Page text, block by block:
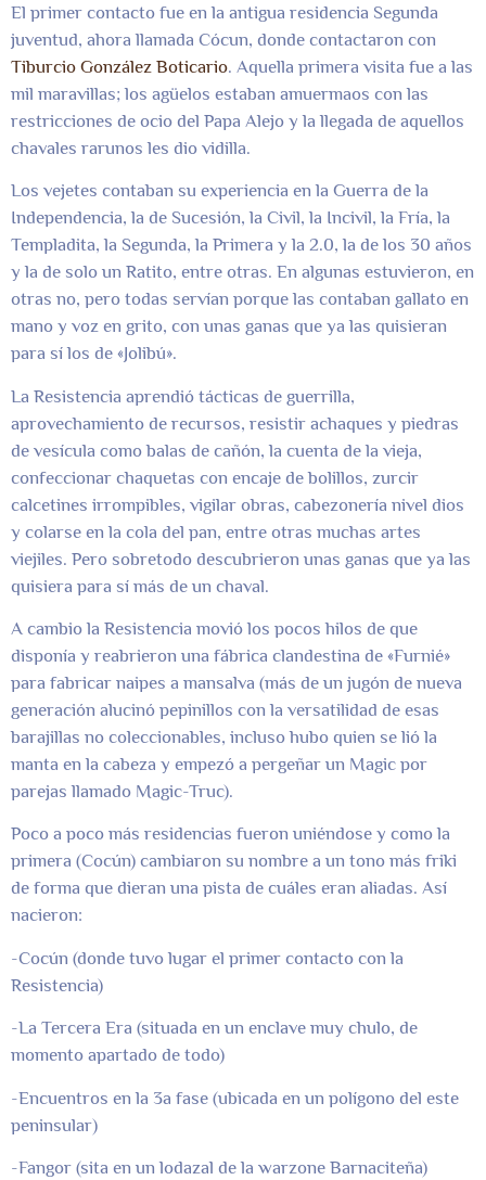
El primer contacto fue en la antigua residencia Segunda
juventud, ahora llamada Cócun, donde contactaron con
Tiburcio González Boticario. Aquella primera visita fue a las
mil maravillas; los agüelos estaban amuermaos con las
restricciones de ocio del Papa Alejo y la llegada de aquellos
chavales rarunos les dio vidilla.
Los vejetes contaban su experiencia en la Guerra de la
Independencia, la de Sucesión, la Civil, la Incivil, la Fría, la
Templadita, la Segunda, la Primera y la 2.0, la de los 30 años
y la de solo un Ratito, entre otras. En algunas estuvieron, en
otras no, pero todas servían porque las contaban gallato en
mano y voz en grito, con unas ganas que ya las quisieran
para sí los de «Jolibú».
La Resistencia aprendió tácticas de guerrilla,
aprovechamiento de recursos, resistir achaques y piedras
de vesícula como balas de cañón, la cuenta de la vieja,
confeccionar chaquetas con encaje de bolillos, zurcir
calcetines irrompibles, vigilar obras, cabezonería nivel dios
y colarse en la cola del pan, entre otras muchas artes
viejiles. Pero sobretodo descubrieron unas ganas que ya las
quisiera para sí más de un chaval.
A cambio la Resistencia movió los pocos hilos de que
disponía y reabrieron una fábrica clandestina de «Furnié»
para fabricar naipes a mansalva (más de un jugón de nueva
generación alucinó pepinillos con la versatilidad de esas
barajillas no coleccionables, incluso hubo quien se lió la
manta en la cabeza y empezó a pergeñar un Magic por
parejas llamado Magic-Truc).
Poco a poco más residencias fueron uniéndose y como la
primera (Cocún) cambiaron su nombre a un tono más friki
de forma que dieran una pista de cuáles eran aliadas. Así
nacieron:
-Cocún (donde tuvo lugar el primer contacto con la
Resistencia)
-La Tercera Era (situada en un enclave muy chulo, de
momento apartado de todo)
-Encuentros en la 3a fase (ubicada en un polígono del este
peninsular)
-Fangor (sita en un lodazal de la warzone Barnaciteña)